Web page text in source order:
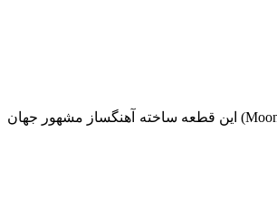
در این مطلب قصد دارم 3 قطعه جادویی گیتار کلاسیک را معرفی نمایم که هر 3 قطعه جزء سخترین قطعات گیتار کلاسیک می باشند. سونات مهتاب (Moonlight sonata) این قطعه ساخته آهنگساز مشهور جهان